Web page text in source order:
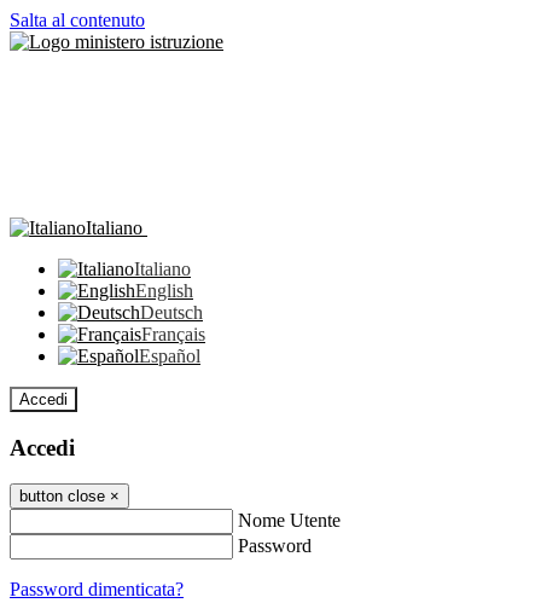
Salta al contenuto
Italiano
Italiano
English
Deutsch
Français
Español
Accedi
Accedi
button close ×
Nome Utente
Password
Password dimenticata?